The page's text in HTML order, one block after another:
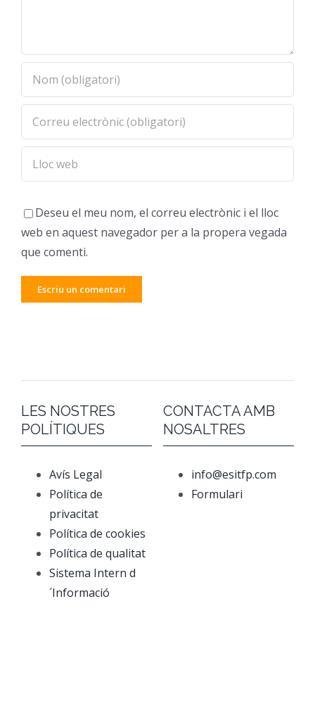
Deseu el meu nom, el correu electrònic i el lloc
web en aquest navegador per a la propera vegada
que comenti.
LES NOSTRES
POLÍTIQUES
Avís Legal
Política de
privacitat
Política de cookies
Política de qualitat
Sistema Intern d
´Informació
CONTACTA AMB
NOSALTRES
info@esitfp.com
Formulari